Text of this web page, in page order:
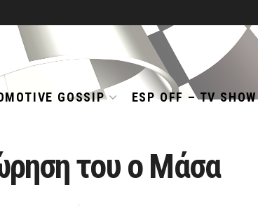
GOSSIP ESP OFF – TV SHOW
του ο Μάσα